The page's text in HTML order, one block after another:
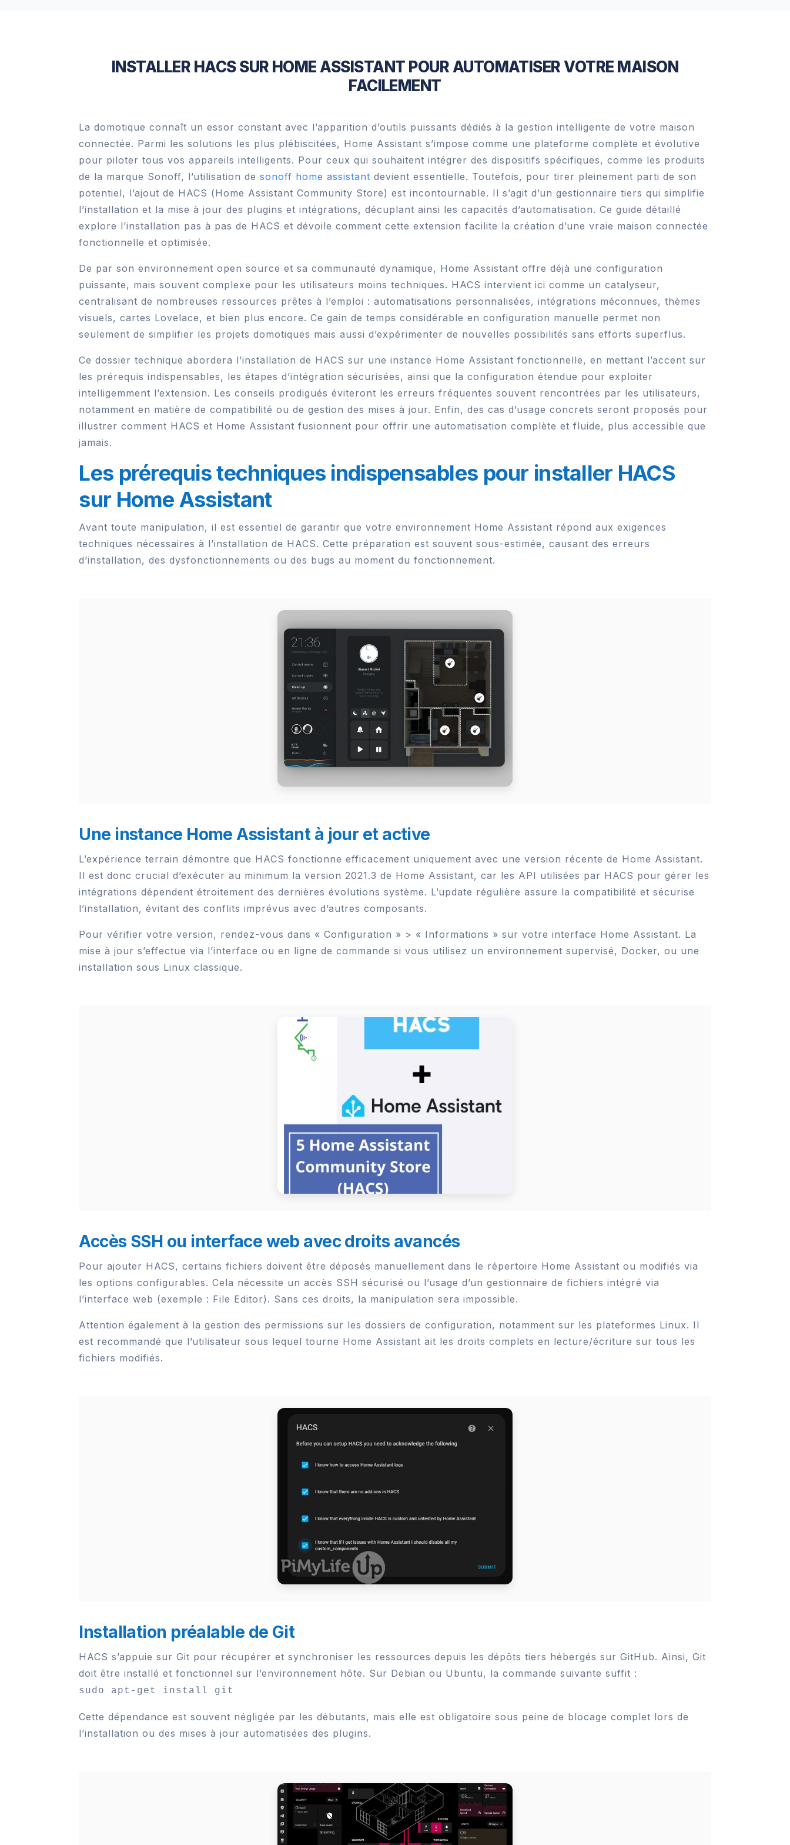
INSTALLER HACS SUR HOME ASSISTANT POUR AUTOMATISER VOTRE MAISON
FACILEMENT
La domotique connaît un essor constant avec l’apparition d’outils puissants dédiés à la gestion intelligente de votre maison
connectée. Parmi les solutions les plus plébiscitées, Home Assistant s’impose comme une plateforme complète et évolutive
pour piloter tous vos appareils intelligents. Pour ceux qui souhaitent intégrer des dispositifs spécifiques, comme les produits
de la marque Sonoff, l’utilisation desonoff home assistant devient essentielle. Toutefois, pour tirer pleinement parti de son
potentiel, l’ajout de HACS (Home Assistant Community Store) est incontournable. Il s’agit d’un gestionnaire tiers qui simplifie
l’installation et la mise à jour des plugins et intégrations, décuplant ainsi les capacités d’automatisation. Ce guide détaillé
explore l’installation pas à pas de HACS et dévoile comment cette extension facilite la création d’une vraie maison connectée
fonctionnelle et optimisée.
De par son environnement open source et sa communauté dynamique, Home Assistant offre déjà une configuration
puissante, mais souvent complexe pour les utilisateurs moins techniques. HACS intervient ici comme un catalyseur,
centralisant de nombreuses ressources prêtes à l’emploi : automatisations personnalisées, intégrations méconnues, thèmes
visuels, cartes Lovelace, et bien plus encore. Ce gain de temps considérable en configuration manuelle permet non
seulement de simplifier les projets domotiques mais aussi d’expérimenter de nouvelles possibilités sans efforts superflus.
Ce dossier technique abordera l’installation de HACS sur une instance Home Assistant fonctionnelle, en mettant l’accent sur
les prérequis indispensables, les étapes d’intégration sécurisées, ainsi que la configuration étendue pour exploiter
intelligemment l’extension. Les conseils prodigués éviteront les erreurs fréquentes souvent rencontrées par les utilisateurs,
notamment en matière de compatibilité ou de gestion des mises à jour. Enfin, des cas d’usage concrets seront proposés pour
illustrer comment HACS et Home Assistant fusionnent pour offrir une automatisation complète et fluide, plus accessible que
jamais.
Les prérequis techniques indispensables pour installer HACS
sur Home Assistant
Avant toute manipulation, il est essentiel de garantir que votre environnement Home Assistant répond aux exigences
techniques nécessaires à l’installation de HACS. Cette préparation est souvent sous-estimée, causant des erreurs
d’installation, des dysfonctionnements ou des bugs au moment du fonctionnement.
Une instance Home Assistant à jour et active
L’expérience terrain démontre que HACS fonctionne efficacement uniquement avec une version récente de Home Assistant.
Il est donc crucial d’exécuter au minimum la version 2021.3 de Home Assistant, car les API utilisées par HACS pour gérer les
intégrations dépendent étroitement des dernières évolutions système. L’update régulière assure la compatibilité et sécurise
l’installation, évitant des conflits imprévus avec d’autres composants.
Pour vérifier votre version, rendez-vous dans « Configuration » > « Informations » sur votre interface Home Assistant. La
mise à jour s’effectue via l’interface ou en ligne de commande si vous utilisez un environnement supervisé, Docker, ou une
installation sous Linux classique.
Accès SSH ou interface web avec droits avancés
Pour ajouter HACS, certains fichiers doivent être déposés manuellement dans le répertoire Home Assistant ou modifiés via
les options configurables. Cela nécessite un accès SSH sécurisé ou l’usage d’un gestionnaire de fichiers intégré via
l’interface web (exemple : File Editor). Sans ces droits, la manipulation sera impossible.
Attention également à la gestion des permissions sur les dossiers de configuration, notamment sur les plateformes Linux. Il
est recommandé que l’utilisateur sous lequel tourne Home Assistant ait les droits complets en lecture/écriture sur tous les
fichiers modifiés.
Installation préalable de Git
HACS s’appuie sur Git pour récupérer et synchroniser les ressources depuis les dépôts tiers hébergés sur GitHub. Ainsi, Git
doit être installé et fonctionnel sur l’environnement hôte. Sur Debian ou Ubuntu, la commande suivante suffit :
sudo apt-get install git
Cette dépendance est souvent négligée par les débutants, mais elle est obligatoire sous peine de blocage complet lors de
l’installation ou des mises à jour automatisées des plugins.